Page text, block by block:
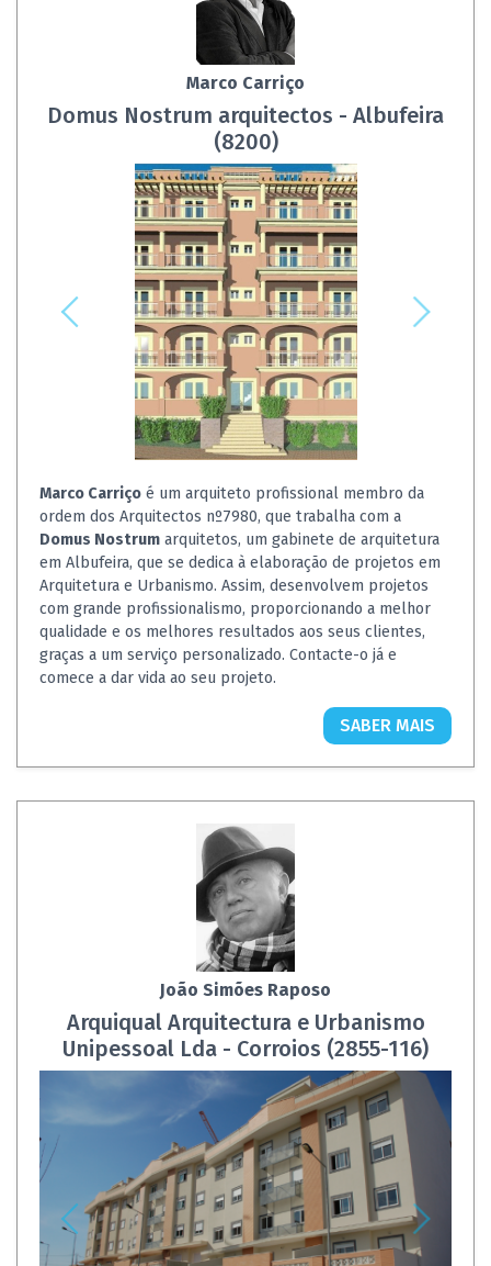
Marco Carriço
Domus Nostrum arquitectos - Albufeira
(8200)
Marco Carriço é um arquiteto profissional membro da
ordem dos Arquitectos nº7980, que trabalha com a
Domus Nostrum arquitetos, um gabinete de arquitetura
em Albufeira, que se dedica à elaboração de projetos em
Arquitetura e Urbanismo. Assim, desenvolvem projetos
com grande profissionalismo, proporcionando a melhor
qualidade e os melhores resultados aos seus clientes,
graças a um serviço personalizado. Contacte-o já e
comece a dar vida ao seu projeto.
SABER MAIS
João Simões Raposo
Arquiqual Arquitectura e Urbanismo
Unipessoal Lda - Corroios (2855-116)